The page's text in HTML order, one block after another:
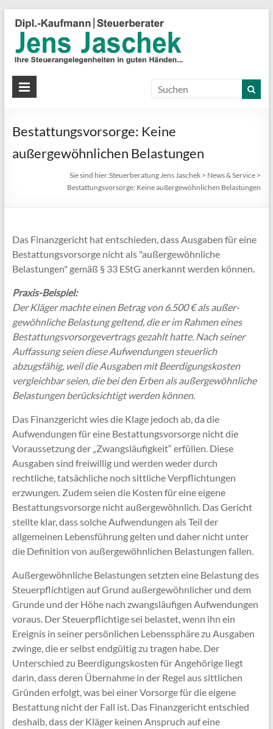
Bestattungsvorsorge: Keine
außergewöhnlichen Belastungen
Sie sind hier:Steuerberatung Jens Jaschek > News & Service >
Bestattungsvorsorge: Keine außergewöhnlichen Belastungen
Das Finanzgericht hat entschieden, dass Ausgaben für eine
Bestattungs­vorsorge nicht als "außergewöhnliche
Belastungen" gemäß § 33 EStG anerkannt werden können.
Praxis-Beispiel:
Der Kläger machte einen Betrag von 6.500 € als außer­
gewöhnliche Belastung geltend, die er im Rahmen eines
Bestattungs­vorsorge­vertrags gezahlt hatte. Nach seiner
Auffassung seien diese Aufwendungen steuerlich
abzugsfähig, weil die Ausgaben mit Beerdigungs­kosten
vergleichbar seien, die bei den Erben als außergewöhnliche
Belastungen berücksichtigt werden können.
Das Finanzgericht wies die Klage jedoch ab, da die
Aufwendungen für eine Bestattungs­vorsorge nicht die
Voraussetzung der „Zwangsläufigkeit“ erfüllen. Diese
Ausgaben sind freiwillig und werden weder durch
rechtliche, tatsächliche noch sittliche Verpflichtungen
erzwungen. Zudem seien die Kosten für eine eigene
Bestattungs­vorsorge nicht außergewöhnlich. Das Gericht
stellte klar, dass solche Aufwendungen als Teil der
allgemeinen Lebensführung gelten und daher nicht unter
die Definition von außergewöhnlichen Belastungen fallen.
Außergewöhnliche Belastungen setzten eine Belastung des
Steuerpflichtigen auf Grund außergewöhnlicher und dem
Grunde und der Höhe nach zwangsläufigen Aufwendungen
voraus. Der Steuerpflichtige sei belastet, wenn ihn ein
Ereignis in seiner persönlichen Lebenssphäre zu Ausgaben
zwinge, die er selbst endgültig zu tragen habe. Der
Unterschied zu Beerdigungskosten für Angehörige liegt
darin, dass deren Übernahme in der Regel aus sittlichen
Gründen erfolgt, was bei einer Vorsorge für die eigene
Bestattung nicht der Fall ist. Das Finanzgericht entschied
deshalb, dass der Kläger keinen Anspruch auf eine